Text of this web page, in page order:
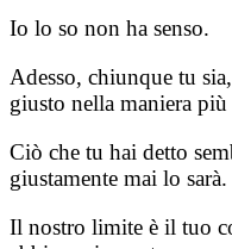
Io lo so non ha senso.
Adesso, chiunque tu
giusto nella maniera
Ciò che tu hai detto
giustamente mai lo sarà.
Il nostro limite è il tuo